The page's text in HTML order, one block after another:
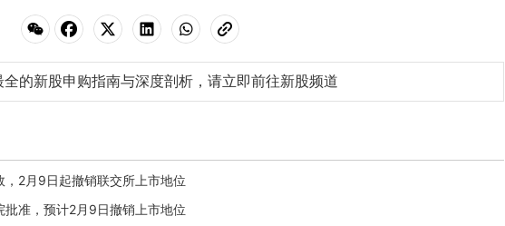
的新股申购指南与深度剖析，请立即前往新股频道
2月9日起撤销联交所上市地位
准，预计2月9日撤销上市地位